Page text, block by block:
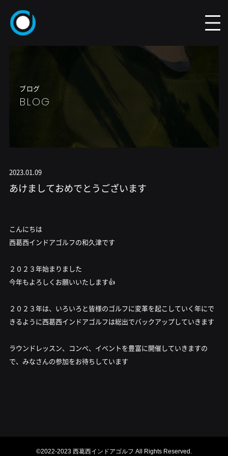
ブログ
BLOG
2023.01.09
あけましておめでとうございます
こんにちは
西葛西インドアゴルフの和久津です
２０２３年始まりました
今年もよろしくお願いいたします👍
２０２３年は、いろいろと皆様のゴルフに変革を起こしていく年にで
きるように西葛西インドアゴルフは総出でバックアップしていきます
ラウンドレッスン、コンペ、イベントを豊富に開催していきますの
で、みなさんの参加をお待ちしています
©2022-2023 西葛西インドアゴルフ All Rights Reserved.